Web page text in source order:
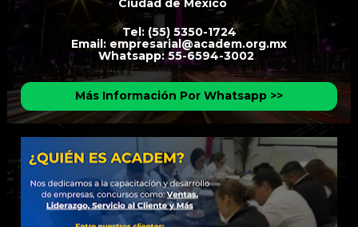
Tel: (55) 5350-1724
Email: empresarial@academ.org.mx
Whatsapp: 55-6594-3002
Más Información Por Whatsapp >>